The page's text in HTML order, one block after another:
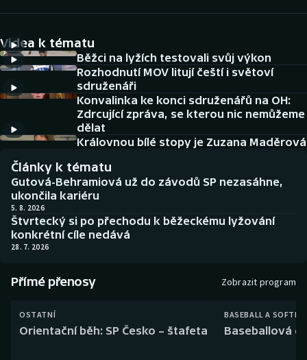
DALŠÍ SPORTY
Americký fotbal
Baseball a softbal
Biatlon
Boby a skeleton
Curling
Dostihy
NEPŘEHLÉDNĚTE
Aplikace ČT sport
AZ kvíz
Videa k tématu
Běžci na lyžích testovali svůj výkon
Rozhodnutí MOV litují čeští i světoví
sdruženáři
Konvalinka ke konci sdruženářů na OH:
Zdrcující zpráva, se kterou nic nemůžeme
dělat
Královnou bílé stopy je Zuzana Maděrová
Články k tématu
Gutová-Behramiová už do závodů SP nezasáhne,
ukončila kariéru
5. 8. 2026
Štvrtecký si po přechodu k běžeckému lyžování
konkrétní cíle nedává
28. 7. 2026
Přímé přenosy Zobrazit program
OSTATNÍ
Orientační běh: SP Česko – štafeta
BASEBALL A
Baseballová